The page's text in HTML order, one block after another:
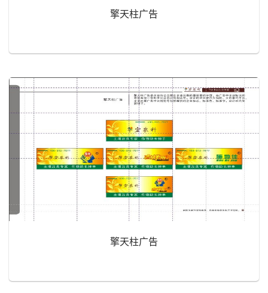
擎天柱广告
擎天柱广告